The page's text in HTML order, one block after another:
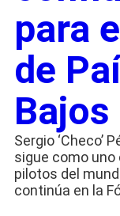
para
de
Bajos
Sergio ‘Checo’
sigue como uno
pilotos del
continúa en la